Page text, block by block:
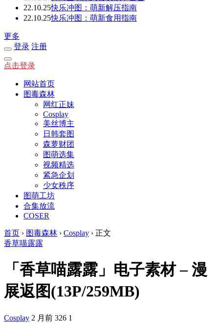
22.10.25快乐冲图：萌新解压指南
22.10.25快乐冲图：萌新食用指南
更多
登录 注册
点击登录
网站首页
图毒森林
网红正妹
Cosplay
美丝博主
日韩套图
森萝财团
图萌选集
视频精选
紧急企划
少女秩序
图萌工坊
合集放流
COSER
首页 › 图毒森林 › Cosplay › 正文
香草喵露露
「香草喵露露」电子素材 – 漫
展返图(13P/259MB)
Cosplay 2 月前 326 1